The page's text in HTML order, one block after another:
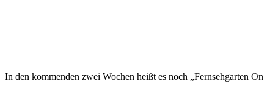
In den kommenden zwei Wochen heißt es noch „Fernsehgarten